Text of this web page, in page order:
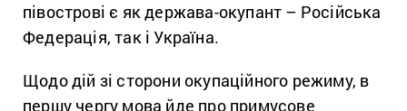
півострові є як держава-окупант – Російська
Федерація, так і Україна.
Щодо дій зі сторони окупаційного режиму, в
першу чергу мова йде про примусове